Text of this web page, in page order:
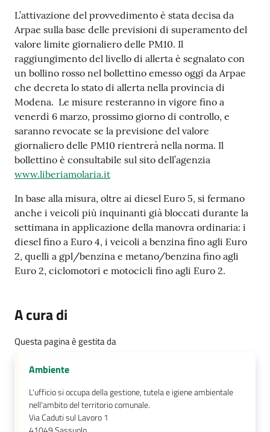
o
l
Tutti
gli
argomenti...
Seguici
su
L’attivazione del provvedimento è stata decisa da
Arpae sulla base delle previsioni di superamento del
valore limite giornaliero delle PM10. Il
raggiungimento del livello di allerta è segnalato con
un bollino rosso nel bollettino emesso oggi da Arpae
che decreta lo stato di allerta nella provincia di
Modena. Le misure resteranno in vigore fino a
venerdì 6 marzo, prossimo giorno di controllo, e
saranno revocate se la previsione del valore
giornaliero delle PM10 rientrerà nella norma. Il
bollettino è consultabile sul sito dell’agenzia
www.liberiamolaria.it
In base alla misura, oltre ai diesel Euro 5, si fermano
anche i veicoli più inquinanti già bloccati durante la
settimana in applicazione della manovra ordinaria: i
diesel fino a Euro 4, i veicoli a benzina fino agli Euro
2, quelli a gpl/benzina e metano/benzina fino agli
Euro 2, ciclomotori e motocicli fino agli Euro 2.
A cura di
Questa pagina è gestita da
Ambiente
L'ufficio si occupa della gestione, tutela e igiene ambientale
nell'ambito del territorio comunale.
Via Caduti sul Lavoro 1